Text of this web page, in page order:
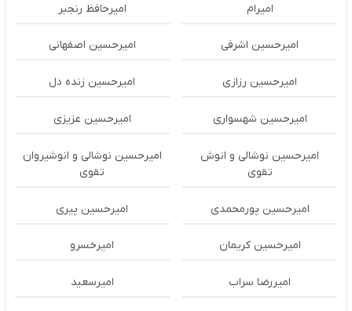
امیرام امیرحافظ رنجبر
امیرحسین اشرفی امیرحسین اصفهانی
امیرحسین رزازی امیرحسین زنده دل
امیرحسین شهسواری امیرحسین عزیزی
امیرحسین نوشالی و انوش
تقوی
امیرحسین نوشالی و انوشیروان
تقوی
امیرحسین پورمحمدی امیرحسین پیری
امیرحسین کریمان امیرخسرو
امیررضا سراب امیرسعید